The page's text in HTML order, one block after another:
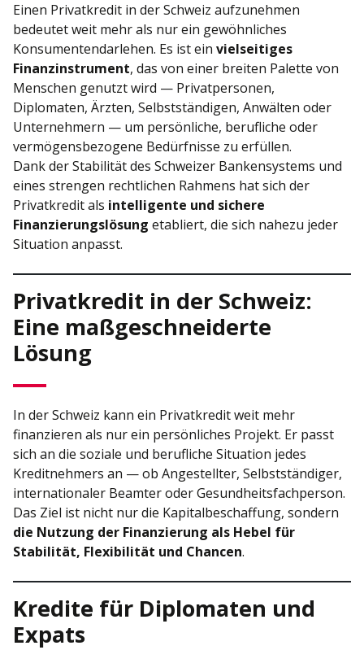
Einen Privatkredit in der Schweiz aufzunehmen
bedeutet weit mehr als nur ein gewöhnliches
Konsumentendarlehen. Es ist ein vielseitiges
Finanzinstrument, das von einer breiten Palette von
Menschen genutzt wird — Privatpersonen,
Diplomaten, Ärzten, Selbstständigen, Anwälten oder
Unternehmern — um persönliche, berufliche oder
vermögensbezogene Bedürfnisse zu erfüllen.
Dank der Stabilität des Schweizer Bankensystems und
eines strengen rechtlichen Rahmens hat sich der
Privatkredit als intelligente und sichere
Finanzierungslösung etabliert, die sich nahezu jeder
Situation anpasst.
Privatkredit in der Schweiz:
Eine maßgeschneiderte
Lösung
In der Schweiz kann ein Privatkredit weit mehr
finanzieren als nur ein persönliches Projekt. Er passt
sich an die soziale und berufliche Situation jedes
Kreditnehmers an — ob Angestellter, Selbstständiger,
internationaler Beamter oder Gesundheitsfachperson.
Das Ziel ist nicht nur die Kapitalbeschaffung, sondern
die Nutzung der Finanzierung als Hebel für
Stabilität, Flexibilität und Chancen.
Kredite für Diplomaten und
Expats